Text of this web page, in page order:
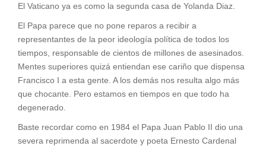
El Vaticano ya es como la segunda casa de Yolanda Diaz.
El Papa parece que no pone reparos a recibir a
representantes de la peor ideología política de todos los
tiempos, responsable de cientos de millones de asesinados.
Mentes superiores quizá entiendan ese cariño que dispensa
Francisco I a esta gente. A los demás nos resulta algo más
que chocante. Pero estamos en tiempos en que todo ha
degenerado.
Baste recordar como en 1984 el Papa Juan Pablo II dio una
severa reprimenda al sacerdote y poeta Ernesto Cardenal